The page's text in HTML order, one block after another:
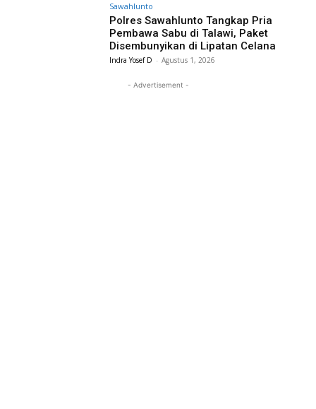
Sawahlunto
Polres Sawahlunto Tangkap Pria
Pembawa Sabu di Talawi, Paket
Disembunyikan di Lipatan Celana
Indra Yosef D - Agustus 1, 2026
- Advertisement -